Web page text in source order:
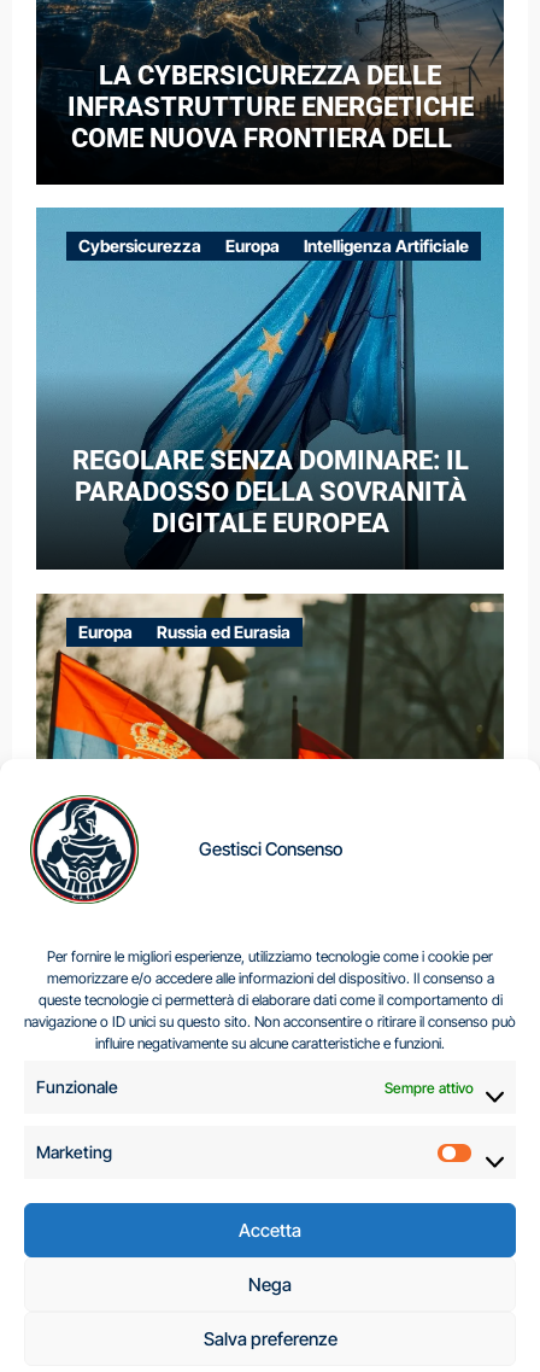
Gestisci Consenso
Per fornire le migliori esperienze, utilizziamo tecnologie come i cookie per
memorizzare e/o accedere alle informazioni del dispositivo. Il consenso a
queste tecnologie ci permetterà di elaborare dati come il comportamento di
navigazione o ID unici su questo sito. Non acconsentire o ritirare il consenso può
influire negativamente su alcune caratteristiche e funzioni.
Funzionale Sempre attivo
Marketing
Accetta
Nega
Salva preferenze
LA CYBERSICUREZZA DELLE
INFRASTRUTTURE ENERGETICHE
COME NUOVA FRONTIERA DELLA
CASO DELLE RETI ELETTRICHE
EUROPEE NEL CONTESTO DELLA
GUERRA IBRIDA
Cybersicurezza Europa Intelligenza Artificiale
REGOLARE SENZA DOMINARE: IL
PARADOSSO DELLA SOVRANITÀ
DIGITALE EUROPEA
Europa Russia ed Eurasia
Centro Analisi e Studi Italus © Tutti i diritti riservati
C.A.S.I. – Centro
Analisi e Studi Italus